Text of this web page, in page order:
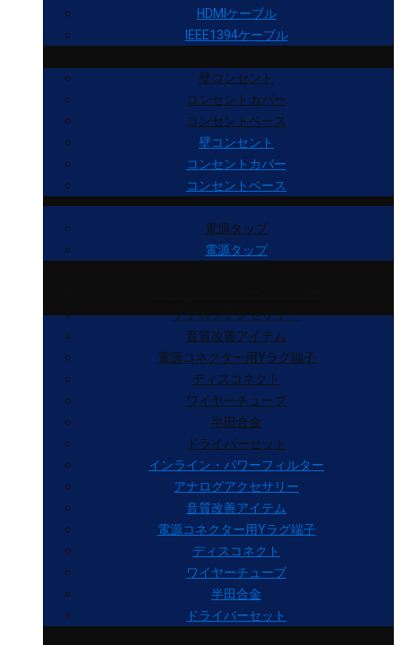
HDMIケーブル
IEEE1394ケーブル
壁コンセント
コンセントカバー
コンセントベース
壁コンセント
コンセントカバー
コンセントベース
電源タップ
電源タップ
アナログアクセサリー
音質改善アイテム
電源コネクター用Yラグ端子
ディスコネクト
ワイヤーチューブ
半田合金
ドライバーセット
インライン・パワーフィルター
アナログアクセサリー
音質改善アイテム
電源コネクター用Yラグ端子
ディスコネクト
ワイヤーチューブ
半田合金
ドライバーセット